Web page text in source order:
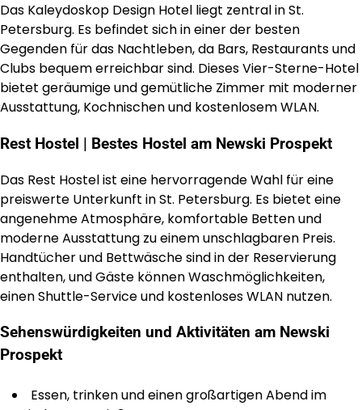
Das Kaleydoskop Design Hotel liegt zentral in St.
Petersburg. Es befindet sich in einer der besten
Gegenden für das Nachtleben, da Bars, Restaurants und
Clubs bequem erreichbar sind. Dieses Vier-Sterne-Hotel
bietet geräumige und gemütliche Zimmer mit moderner
Ausstattung, Kochnischen und kostenlosem WLAN.
Rest Hostel | Bestes Hostel am Newski Prospekt
Das Rest Hostel ist eine hervorragende Wahl für eine
preiswerte Unterkunft in St. Petersburg. Es bietet eine
angenehme Atmosphäre, komfortable Betten und
moderne Ausstattung zu einem unschlagbaren Preis.
Handtücher und Bettwäsche sind in der Reservierung
enthalten, und Gäste können Waschmöglichkeiten,
einen Shuttle-Service und kostenloses WLAN nutzen.
Sehenswürdigkeiten und Aktivitäten am Newski
Prospekt
Essen, trinken und einen großartigen Abend im